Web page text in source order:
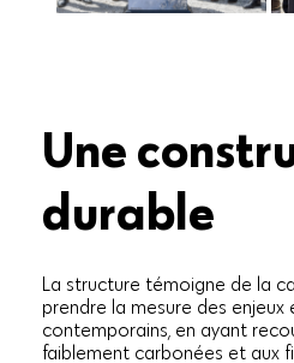
Une
durable
La structure témoigne de la
prendre la mesure des enjeux
contemporains, en ayant
faiblement carbonées et aux